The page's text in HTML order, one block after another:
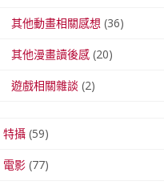
其他動畫相關感想 (36)
其他漫畫讀後感(20)
遊戲相關雜談 (2)
特攝(59)
電影(77)